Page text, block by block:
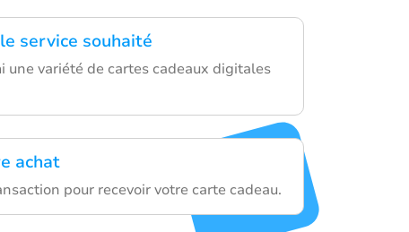
service souhaité
une variété de cartes cadeaux digitales
achat
pour recevoir votre carte cadeau.